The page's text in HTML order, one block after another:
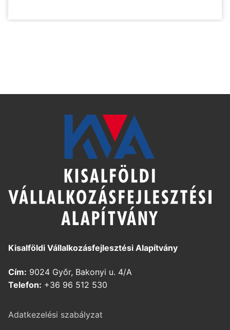
Kisalföldi Vállalkozásfejlesztési Alapítvány
Cím: 9024 Győr, Bakonyi u. 4/A
Telefon: +36 96 512 530
Adatkezelési szabályzat